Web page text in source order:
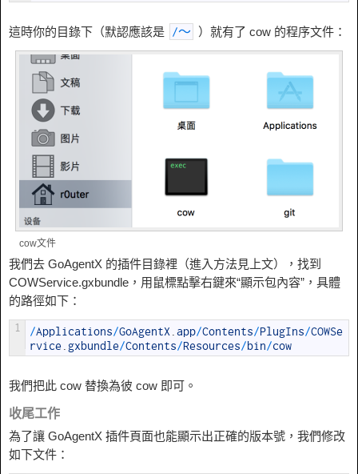
這時你的目錄下（默認應該是 /〜 ）就有了 cow 的程序文件：
cow文件
我們去 GoAgentX 的插件目錄裡（進入方法見上文），找到
COWService.gxbundle，用鼠標點擊右鍵來“顯示包內容”，具體
的路徑如下：
1 /Applications/GoAgentX.app/Contents/PlugIns/COWSe
rvice. gxbundle/Contents/Resources/bin/cow
我們把此 cow 替換為彼 cow 即可。
收尾工作
為了讓 GoAgentX 插件頁面也能顯示出正確的版本號，我們修改
如下文件：